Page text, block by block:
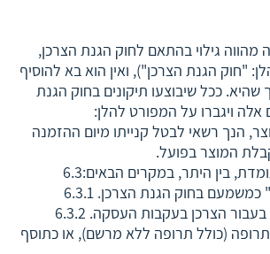
מהווה גילוי בהתאם לחוק הגנת הצרכן,
1981 (להלן: "חוק הגנת הצרכן"), ואין הוא בא להוסיף
שהיא. ככל שיבוצעו תיקונים בחוק הגנת
אלה ויגברו על המפורט להלן:
הנך רשאי לבטל קנייתו מיום ההזמנה
בין היתר, במקרים הבאים:6.3
כמשמעם בחוק הגנת הצרכן. 6.3.1
הצרכן בעקבות העסקה. 6.3.2
(כולל תרופה ללא מרשם), או כתוסף